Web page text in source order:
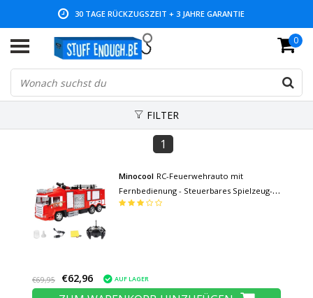
30 TAGE RÜCKZUGSZEIT + 3 JAHRE GARANTIE
NIEDRIGE PREISE UND GROSSE AUSWAHL 0
FILTER
1
Minocool RC-Feuerwehrauto mit
Fernbedienung - Steuerbares Spielzeug-
Feuerwehrauto Autoradio-gesteuerte
€69,95 €62,96 AUF LAGER